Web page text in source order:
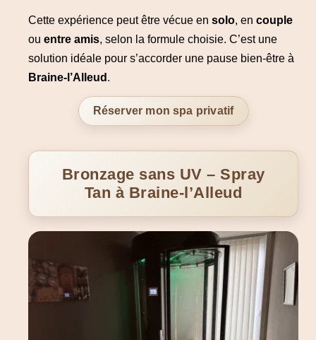
Cette expérience peut être vécue en solo, en couple
ou entre amis, selon la formule choisie. C’est une
solution idéale pour s’accorder une pause bien-être à
Braine-l’Alleud .
Réserver mon spa privatif
Bronzage sans UV – Spray
Tan à Braine-l’Alleud